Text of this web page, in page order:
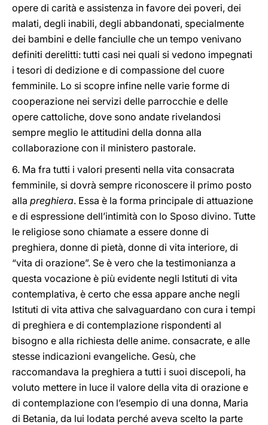
opere di carità e assistenza in favore dei poveri, dei
malati, degli inabili, degli abbandonati, specialmente
dei bambini e delle fanciulle che un tempo venivano
definiti derelitti: tutti casi nei quali si vedono impegnati
i tesori di dedizione e di compassione del cuore
femminile. Lo si scopre infine nelle varie forme di
cooperazione nei servizi delle parrocchie e delle
opere cattoliche, dove sono andate rivelandosi
sempre meglio le attitudini della donna alla
collaborazione con il ministero pastorale.
6. Ma fra tutti i valori presenti nella vita consacrata
femminile, si dovrà sempre riconoscere il primo posto
alla preghiera. Essa è la forma principale di attuazione
e di espressione dell’intimità con lo Sposo divino. Tutte
le religiose sono chiamate a essere donne di
preghiera, donne di pietà, donne di vita interiore, di
“vita di orazione”. Se è vero che la testimonianza a
questa vocazione è più evidente negli Istituti di vita
contemplativa, è certo che essa appare anche negli
Istituti di vita attiva che salvaguardano con cura i tempi
di preghiera e di contemplazione rispondenti al
bisogno e alla richiesta delle anime. consacrate, e alle
stesse indicazioni evangeliche. Gesù, che
raccomandava la preghiera a tutti i suoi discepoli, ha
voluto mettere in luce il valore della vita di orazione e
di contemplazione con l’esempio di una donna, Maria
di Betania, da lui lodata perché aveva scelto la parte